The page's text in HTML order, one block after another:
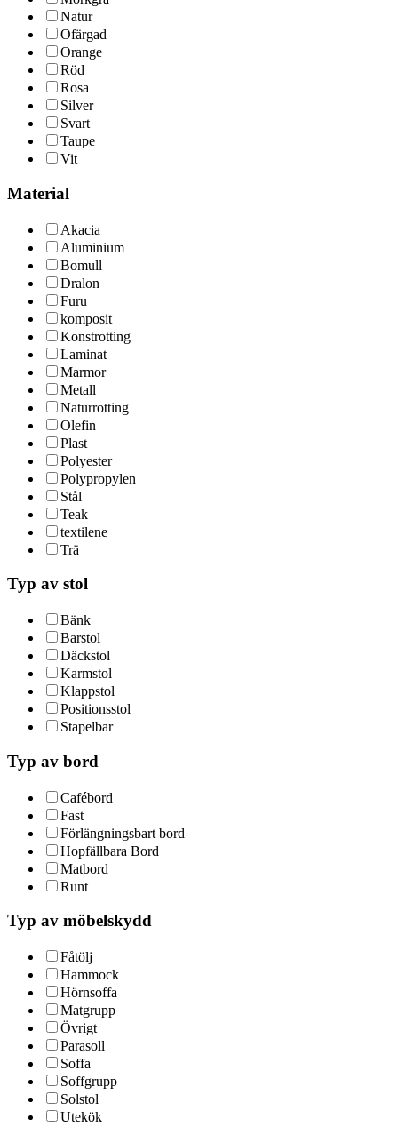
Natur
Ofärgad
Orange
Röd
Rosa
Silver
Svart
Taupe
Vit
Material
Akacia
Aluminium
Bomull
Dralon
Furu
komposit
Konstrotting
Laminat
Marmor
Metall
Naturrotting
Olefin
Plast
Polyester
Polypropylen
Stål
Teak
textilene
Trä
Typ av stol
Bänk
Barstol
Däckstol
Karmstol
Klappstol
Positionsstol
Stapelbar
Typ av bord
Cafébord
Fast
Förlängningsbart bord
Hopfällbara Bord
Matbord
Runt
Typ av möbelskydd
Fåtölj
Hammock
Hörnsoffa
Matgrupp
Övrigt
Parasoll
Soffa
Soffgrupp
Solstol
Utekök